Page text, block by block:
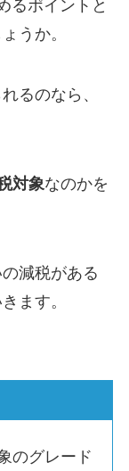
るポイントと
うか。
るのなら、
対象なのかを
減税がある
ます。
のグレード